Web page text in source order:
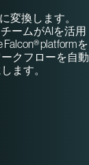
変換します。
ームがAIを活用
platformを
クフローを自動
ます。